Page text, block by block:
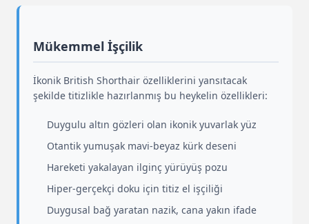
Mükemmel İşçilik
İkonik British Shorthair özelliklerini yansıtacak
şekilde titizlikle hazırlanmış bu heykelin özellikleri:
Duygulu altın gözleri olan ikonik yuvarlak yüz
Otantik yumuşak mavi-beyaz kürk deseni
Hareketi yakalayan ilginç yürüyüş pozu
Hiper-gerçekçi doku için titiz el işçiliği
Duygusal bağ yaratan nazik, cana yakın ifade